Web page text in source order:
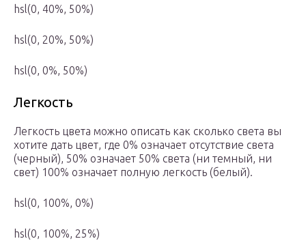
hsl(0, 40%, 50%)
hsl(0, 20%, 50%)
hsl(0, 0%, 50%)
Легкость
Легкость цвета можно описать как сколько света вы
хотите дать цвет, где 0% означает отсутствие света
(черный), 50% означает 50% света (ни темный, ни
свет) 100% означает полную легкость (белый).
hsl(0, 100%, 0%)
hsl(0, 100%, 25%)